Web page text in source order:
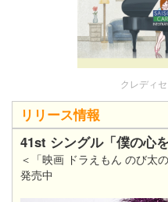
クレディ
リリース情報
41st シングル「僕の心
＜「映画 ドラえもん のび太
発売中